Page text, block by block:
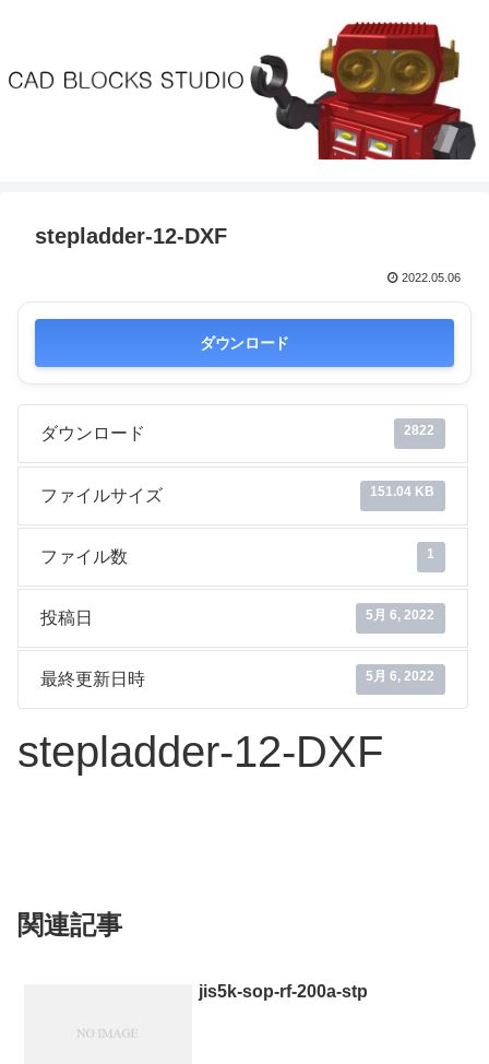
stepladder-12-DXF
2022.05.06
ダウンロード
ダウンロード 2822
ファイルサイズ 151.04 KB
ファイル数 1
投稿日 5月 6, 2022
最終更新日時 5月 6, 2022
stepladder-12-DXF
関連記事
jis5k-sop-rf-200a-stp